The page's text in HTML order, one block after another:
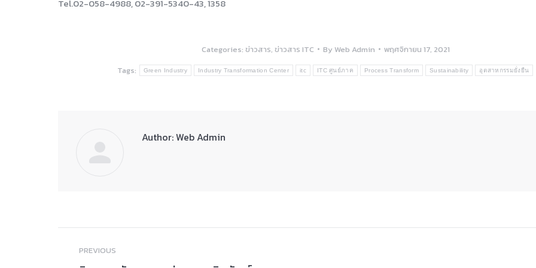
Tel.02-058-4988, 02-391-5340-43, 1358
Categories: ข่าวสาร, ข่าวสาร ITC By Web Admin
พฤศจิกายน 17, 2021
Tags:
Green Industry Industry Transformation Center itc ITC ศูนย์ภาค Process Transform Sustainability อุตสาหกรรมยั่งยืน
Author:Web Admin
Post
PREVIOUS